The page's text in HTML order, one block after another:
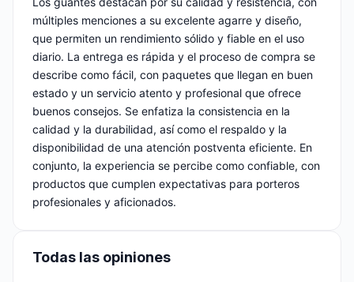
múltiples menciones a su excelente agarre y diseño,
que permiten un rendimiento sólido y fiable en el uso
diario. La entrega es rápida y el proceso de compra se
describe como fácil, con paquetes que llegan en buen
estado y un servicio atento y profesional que ofrece
buenos consejos. Se enfatiza la consistencia en la
calidad y la durabilidad, así como el respaldo y la
disponibilidad de una atención postventa eficiente. En
conjunto, la experiencia se percibe como confiable, con
productos que cumplen expectativas para porteros
profesionales y aficionados.
Todas las opiniones